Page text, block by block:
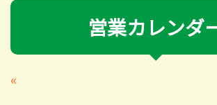
営業カレンダ
«